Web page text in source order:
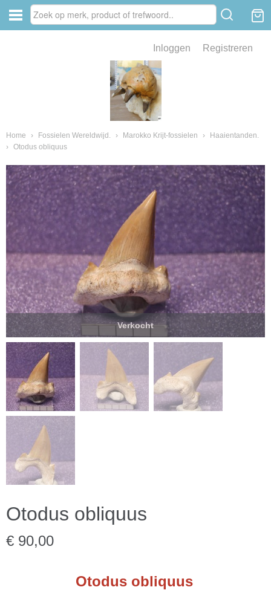
Inloggen Registreren
Home › Fossielen Wereldwijd. › Marokko Krijt-fossielen ›
Haaientanden.
› Otodus obliquus
Verkocht
Otodus obliquus
€ 90,00
Otodus obliquus
van fossielen en mineralen